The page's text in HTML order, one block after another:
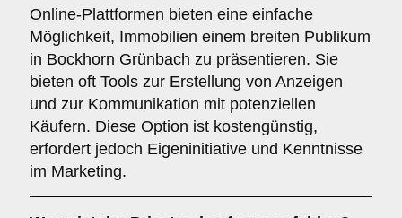
Online-Plattformen bieten eine einfache
Möglichkeit, Immobilien einem breiten Publikum
in Bockhorn Grünbach zu präsentieren. Sie
bieten oft Tools zur Erstellung von Anzeigen
und zur Kommunikation mit potenziellen
Käufern. Diese Option ist kostengünstig,
erfordert jedoch Eigeninitiative und Kenntnisse
im Marketing.